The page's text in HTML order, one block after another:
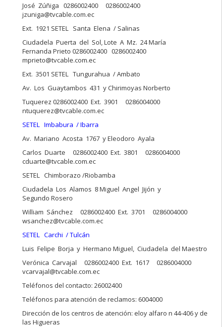
José Zúñiga 0286002400 0286002400
jzuniga@tvcable.com.ec
Ext. 1921 SETEL Santa Elena / Salinas
Ciudadela Puerta del Sol, Lote A Mz. 24 María
Fernanda Prieto 0286002400 0286002400
mprieto@tvcable.com.ec
Ext. 3501 SETEL Tungurahua / Ambato
Av. Los Guaytambos 431 y Chirimoyas Norberto
Tuquerez 0286002400 Ext. 3901 0286004000
ntuquerez@tvcable.com.ec
SETEL Imbabura / Ibarra
Av. Mariano Acosta 1767 y Eleodoro Ayala
Carlos Duarte 0286002400 Ext. 3801 0286004000
cduarte@tvcable.com.ec
SETEL Chimborazo /Riobamba
Ciudadela Los Alamos 8 Miguel Angel Jijón y
Segundo Rosero
William Sánchez 0286002400 Ext. 3701 0286004000
wsanchez@tvcable.com.ec
SETEL Carchi / Tulcán
Luis Felipe Borja y Hermano Miguel, Ciudadela del Maestro
Verónica Carvajal 0286002400 Ext. 1617 0286004000
vcarvajal@tvcable.com.ec
Teléfonos del contacto: 26002400
Teléfonos para atención de reclamos: 6004000
Dirección de los centros de atención: eloy alfaro n 44-406 y de
las Higueras